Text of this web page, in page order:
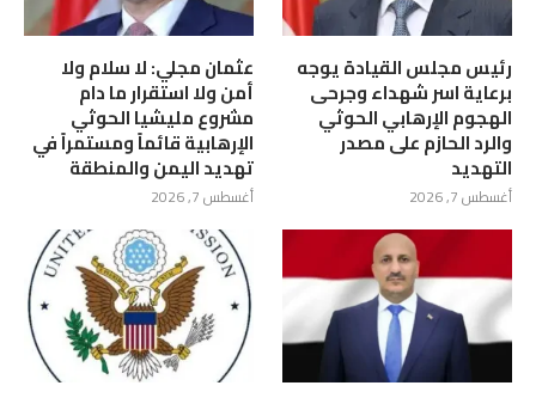
رئيس مجلس القيادة يوجه
برعاية اسر شهداء وجرحى
الهجوم الإرهابي الحوثي
والرد الحازم على مصدر
التهديد
أغسطس 7, 2026
عثمان مجلي: لا سلام ولا
أمن ولا استقرار ما دام
مشروع مليشيا الحوثي
الإرهابية قائماً ومستمراً في
تهديد اليمن والمنطقة
أغسطس 7, 2026